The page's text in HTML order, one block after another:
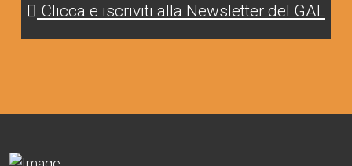
Clicca e iscriviti alla Newsletter del GAL